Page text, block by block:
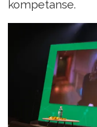
kompetanse.